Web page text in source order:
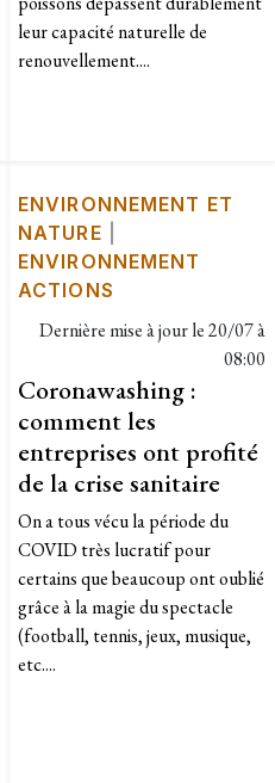
leur capacité naturelle de
renouvellement....
ENVIRONNEMENT ET
NATURE
ENVIRONNEMENT
ACTIONS
Dernière mise à jour le20/07 à
08:00
Coronawashing :
comment les
entreprises ont profité
de la crise sanitaire
On a tous vécu la période du
COVID très lucratif pour
certains que beaucoup ont oublié
grâce à la magie du spectacle
(football, tennis, jeux, musique,
etc....